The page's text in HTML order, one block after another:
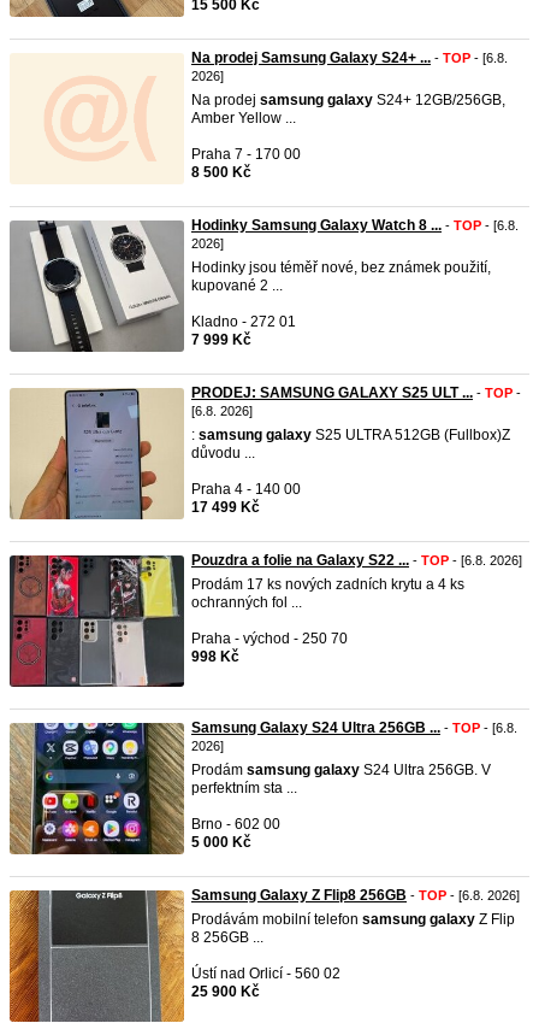
15 500 Kč
Na prodej Samsung Galaxy S24+ ... - TOP - [6.8.
2026]
Na prodej samsung galaxy S24+ 12GB/256GB,
Amber Yellow ...
Praha 7 - 170 00
8 500 Kč
Hodinky Samsung Galaxy Watch 8 ... - TOP - [6.8.
2026]
Hodinky jsou téměř nové, bez známek použití,
kupované 2 ...
Kladno - 272 01
7 999 Kč
PRODEJ: SAMSUNG GALAXY S25 ULT ... - TOP -
[6.8. 2026]
: samsung galaxy S25 ULTRA 512GB (Fullbox) ​Z
důvodu ...
Praha 4 - 140 00
17 499 Kč
Pouzdra a folie na Galaxy S22 ... - TOP - [6.8. 2026]
Prodám 17 ks nových zadních krytu a 4 ks
ochranných fol ...
Praha - východ - 250 70
998 Kč
Samsung Galaxy S24 Ultra 256GB ... - TOP - [6.8.
2026]
Prodám samsung galaxy S24 Ultra 256GB. V
perfektním sta ...
Brno - 602 00
5 000 Kč
Samsung Galaxy Z Flip8 256GB - TOP - [6.8. 2026]
Prodávám mobilní telefon samsung galaxy Z Flip
8 256GB ...
Ústí nad Orlicí - 560 02
25 900 Kč